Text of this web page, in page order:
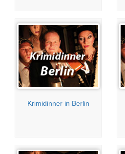
Krimidinner in Berlin